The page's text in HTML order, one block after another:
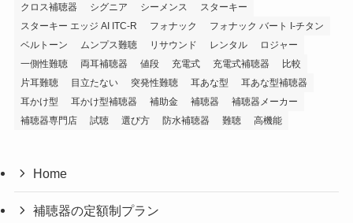
クロス補聴器
シグニア シーメンス
スターキー
スターキー エッジ AI ITC-R
フォナック
フォナック バート I-チタン
ベルトーン
ムンプス難聴 リサウンド レンタル
ロジャー
一側性難聴
両耳補聴器 値段 充電式 充電式補聴器
比較
片耳難聴
目立たない 突発性難聴 耳あな型
耳あな型補聴器
耳かけ型
耳かけ型補聴器 補助金 補聴器
補聴器メーカー
補聴器専門店
試聴 選び方 防水補聴器 難聴 高機能
Home
補聴器の定額制プラン